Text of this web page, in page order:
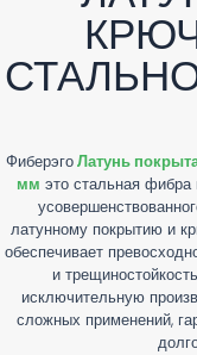
ФиберэгоЛатунь
мм это стальная
латунному покрытию и
обеспечивает
и
исключительную
сложных применений,